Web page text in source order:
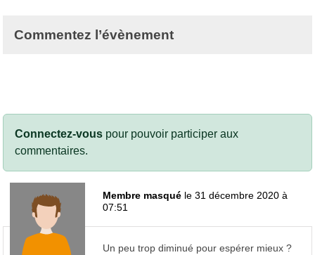
Commentez l’évènement
Connectez-vous pour pouvoir participer aux
commentaires.
Membre masqué le 31 décembre 2020 à
07:51
Un peu trop diminué pour espérer mieux ?